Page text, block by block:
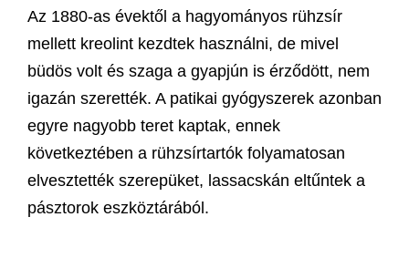
Az 1880-as évektől a hagyományos rühzsír
mellett kreolint kezdtek használni, de mivel
büdös volt és szaga a gyapjún is érződött, nem
igazán szerették. A patikai gyógyszerek azonban
egyre nagyobb teret kaptak, ennek
következtében a rühzsírtartók folyamatosan
elvesztették szerepüket, lassacskán eltűntek a
pásztorok eszköztárából.